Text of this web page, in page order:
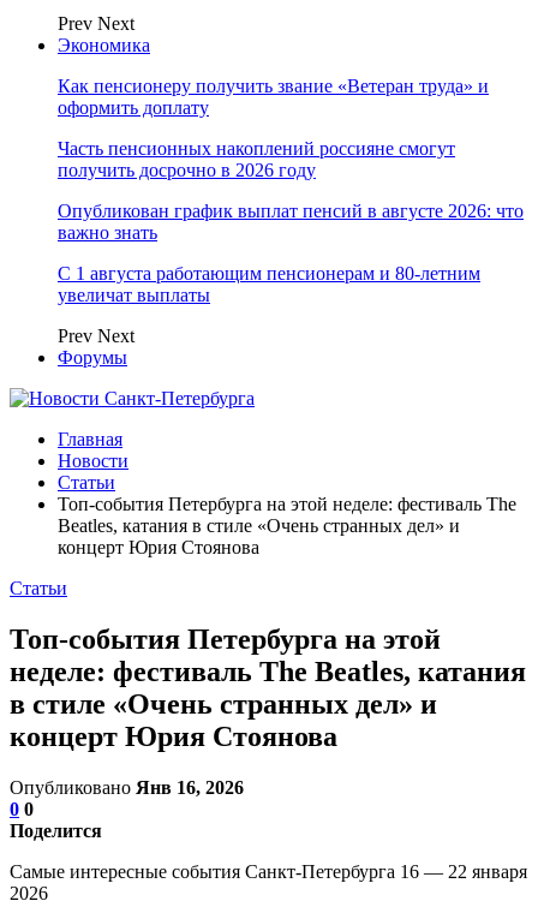
Prev Next
Экономика
Как пенсионеру получить звание «Ветеран труда» и
оформить доплату
Часть пенсионных накоплений россияне смогут
получить досрочно в 2026 году
Опубликован график выплат пенсий в августе 2026: что
важно знать
С 1 августа работающим пенсионерам и 80-летним
увеличат выплаты
Prev Next
Форумы
Главная
Новости
Статьи
Топ-события Петербурга на этой неделе: фестиваль The
Beatles, катания в стиле «Очень странных дел» и
концерт Юрия Стоянова
Статьи
Топ-события Петербурга на этой
неделе: фестиваль The Beatles, катания
в стиле «Очень странных дел» и
концерт Юрия Стоянова
Опубликовано Янв 16, 2026
0 0
Поделится
Самые интересные события Санкт-Петербурга 16 — 22 января
2026